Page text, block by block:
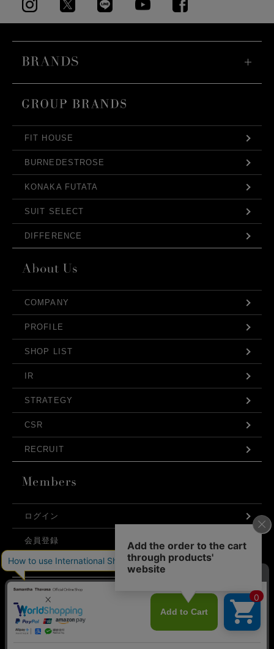
FIT HOUSE
BURNEDESTROSE
KONAKA FUTATA
SUIT SELECT
DIFFERENCE
COMPANY
PROFILE
SHOP LIST
IR
STRATEGY
CSR
RECRUIT
ログイン
会員登録
利用規約
お問い合わせ
プライバシーポリシー
弊社はCookieを利用し、Webの利便性向上に努め
ております。「承諾する」をクリックしていただ
くと、お客様に最適な内容を提供することが可能
承諾する